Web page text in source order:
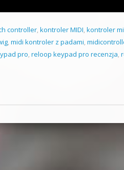
controller, kontroler MIDI, kontroler
, midi kontroler z padami,
pro, reloop keypad pro recenzja,